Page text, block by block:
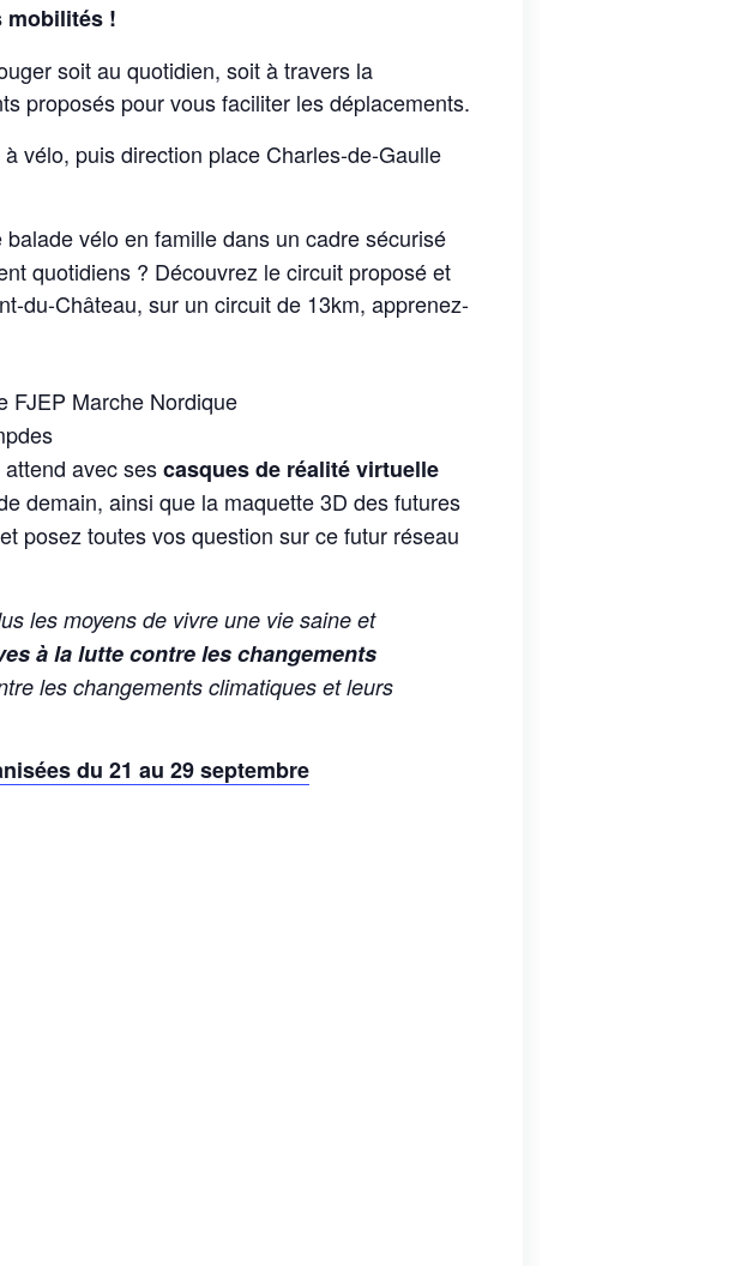
mobilités !
soit au quotidien, soit à travers la
proposés pour vous faciliter les déplacements.
vélo, puis direction place Charles-de-Gaulle
balade vélo en famille dans un cadre sécurisé
quotidiens ? Découvrez le circuit proposé et
du-Château, sur un circuit de 13km, apprenez-
FJEP Marche Nordique
attend avec sescasques de réalité virtuelle
demain, ainsi que la maquette 3D des futures
posez toutes vos question sur ce futur réseau
les moyens de vivre une vie saine et
à la lutte contre les changements
les changements climatiques et leurs
du 21 au 29 septembre